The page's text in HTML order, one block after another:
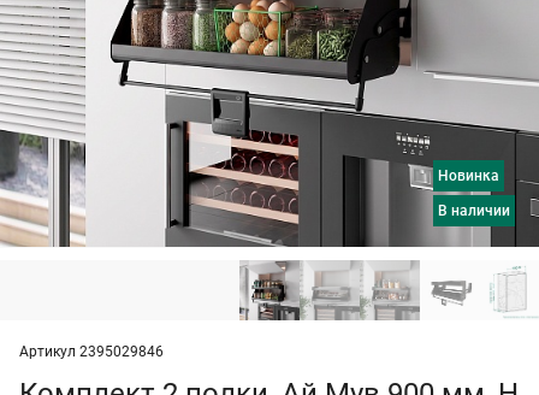
Новинка
в наличии
Артикул 2395029846